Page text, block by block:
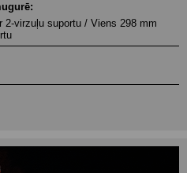
virzuļu suportu / Viens 298 mm